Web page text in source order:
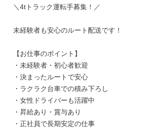
＼4tトラック運転手募集！／
未経験者も安心のルート配送です！
【お仕事のポイント】
・未経験者・初心者歓迎
・決まったルートで安心
・ラクラク台車での積み下ろし
・女性ドライバーも活躍中
・昇給あり・賞与あり
・正社員で長期安定の仕事